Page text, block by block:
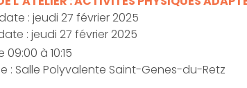
: jeudi 27 février 2025
: jeudi 27 février 2025
09:00 à 10:15
: Salle Polyvalente Saint-Genes-du-Retz